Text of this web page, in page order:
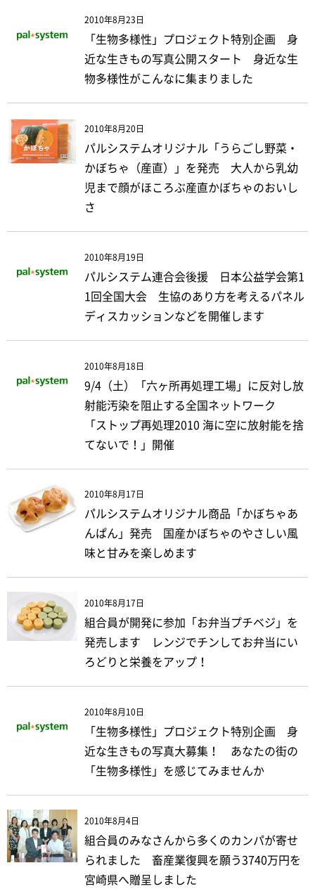
2010年8月23日
「生物多様性」プロジェクト特別企画 身
近な生きもの写真公開スタート 身近な生
物多様性がこんなに集まりました
2010年8月20日
パルシステムオリジナル「うらごし野菜・
かぼちゃ（産直）」を発売 大人から乳幼
児まで顔がほころぶ産直かぼちゃのおいし
さ
2010年8月19日
パルシステム連合会後援 日本公益学会第1
1回全国大会 生協のあり方を考えるパネル
ディスカッションなどを開催します
2010年8月18日
9/4（土）「六ヶ所再処理工場」に反対し放
射能汚染を阻止する全国ネットワーク
「ストップ再処理2010 海に空に放射能を捨
てないで！」開催
2010年8月17日
パルシステムオリジナル商品「かぼちゃあ
んぱん」発売 国産かぼちゃのやさしい風
味と甘みを楽しめます
2010年8月17日
組合員が開発に参加「お弁当プチベジ」を
発売します レンジでチンしてお弁当にい
ろどりと栄養をアップ！
2010年8月10日
「生物多様性」プロジェクト特別企画 身
近な生きもの写真大募集！ あなたの街の
「生物多様性」を感じてみませんか
2010年8月4日
組合員のみなさんから多くのカンパが寄せ
られました 畜産業復興を願う3740万円を
宮崎県へ贈呈しました